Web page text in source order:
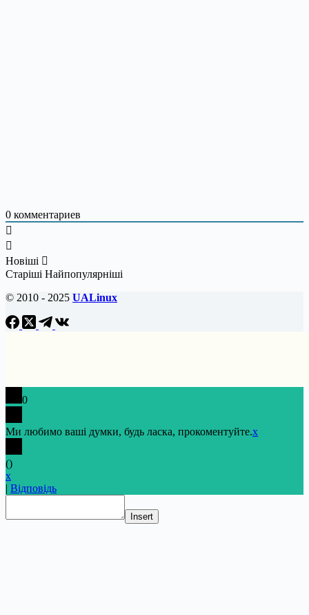
0 комментариев
Новіші
Старіші Найпопулярніші
© 2010 - 2025 UALinux
0
Ми любимо ваші думки, будь ласка, прокоментуйте.x
()
x
| Відповідь
Insert